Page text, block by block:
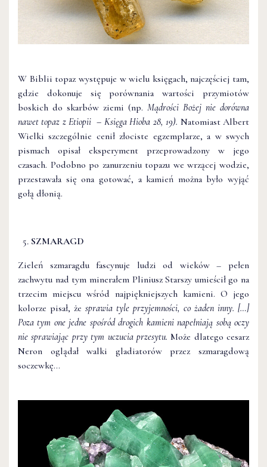
W Biblii topaz występuje w wielu księgach, najczęściej tam,
gdzie dokonuje się porównania wartości przymiotów
boskich do skarbów ziemi (np. Mądrości Bożej nie dorówna
nawet topaz z Etiopii – Księga Hioba 28, 19). Natomiast Albert
Wielki szczególnie cenił złociste egzemplarze, a w swych
pismach opisał eksperyment przeprowadzony w jego
czasach. Podobno po zanurzeniu topazu we wrzącej wodzie,
przestawała się ona gotować, a kamień można było wyjąć
gołą dłonią.
SZMARAGD
Zieleń szmaragdu fascynuje ludzi od wieków – pełen
zachwytu nad tym minerałem Pliniusz Starszy umieścił go na
trzecim miejscu wśród najpiękniejszych kamieni. O jego
kolorze pisał, że sprawia tyle przyjemności, co żaden inny. […]
Poza tym one jedne spośród drogich kamieni napełniają sobą oczy
nie sprawiając przy tym uczucia przesytu. Może dlatego cesarz
Neron oglądał walki gladiatorów przez szmaragdową
soczewkę…